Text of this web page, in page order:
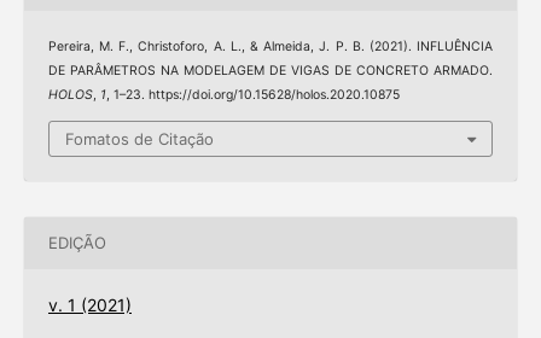
Pereira, M. F., Christoforo, A. L., & Almeida, J. P. B. (2021). INFLUÊNCIA
DE PARÂMETROS NA MODELAGEM DE VIGAS DE CONCRETO ARMADO.
HOLOS, 1, 1–23. https://doi.org/10.15628/holos.2020.10875
Fomatos de Citação
EDIÇÃO
v. 1 (2021)